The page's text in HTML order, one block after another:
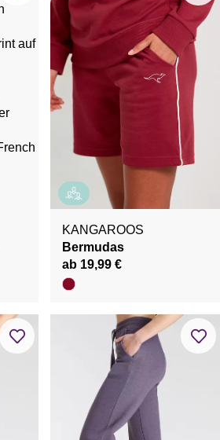
KANGAROOS
Bermudas
ab 19,99 €